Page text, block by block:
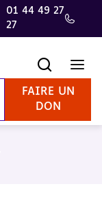
01 44 49 27
27
FAIRE UN
DON